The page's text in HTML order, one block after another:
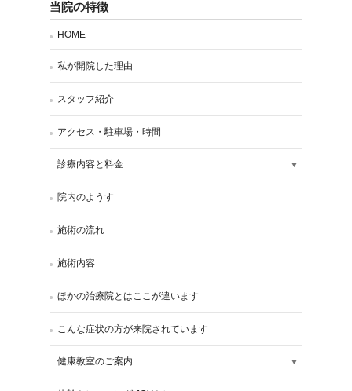
当院の特徴
HOME
私が開院した理由
スタッフ紹介
アクセス・駐車場・時間
診療内容と料金
院内のようす
施術の流れ
施術内容
ほかの治療院とはここが違います
こんな症状の方が来院されています
健康教室のご案内